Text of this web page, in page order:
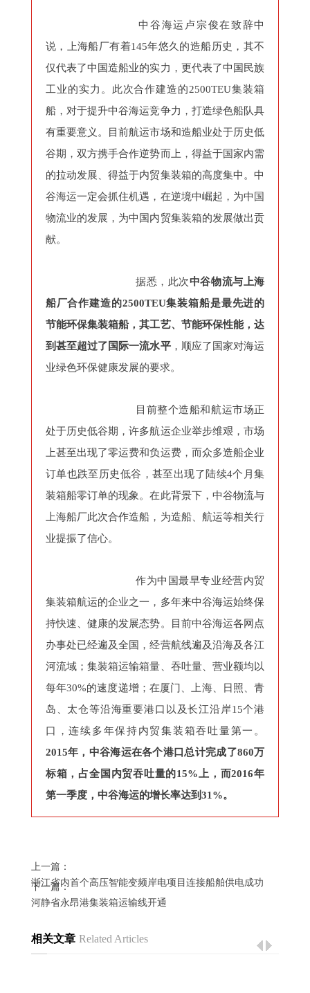
中谷海运卢宗俊在致辞中
说，上海船厂有着145年悠久的造船历史，其不
仅代表了中国造船业的实力，更代表了中国民族
工业的实力。此次合作建造的2500TEU集装箱
船，对于提升中谷海运竞争力，打造绿色船队具
有重要意义。目前航运市场和造船业处于历史低
谷期，双方携手合作逆势而上，得益于国家内需
的拉动发展、得益于内贸集装箱的高度集中。中
谷海运一定会抓住机遇，在逆境中崛起，为中国
物流业的发展，为中国内贸集装箱的发展做出贡
献。
据悉，此次中谷物流与上海
船厂合作建造的2500TEU集装箱船是最先进的
节能环保集装箱船，其工艺、节能环保性能，达
到甚至超过了国际一流水平，顺应了国家对海运
业绿色环保健康发展的要求。
目前整个造船和航运市场正
处于历史低谷期，许多航运企业举步维艰，市场
上甚至出现了零运费和负运费，而众多造船企业
订单也跌至历史低谷，甚至出现了陆续4个月集
装箱船零订单的现象。在此背景下，中谷物流与
上海船厂此次合作造船，为造船、航运等相关行
业提振了信心。
作为中国最早专业经营内贸
集装箱航运的企业之一，多年来中谷海运始终保
持快速、健康的发展态势。目前中谷海运各网点
办事处已经遍及全国，经营航线遍及沿海及各江
河流域；集装箱运输箱量、吞吐量、营业额均以
每年30%的速度递增；在厦门、上海、日照、青
岛、太仓等沿海重要港口以及长江沿岸15个港
口，连续多年保持内贸集装箱吞吐量第一。
2015年，中谷海运在各个港口总计完成了860万
标箱，占全国内贸吞吐量的15%上，而2016年
第一季度，中谷海运的增长率达到31%。
上一篇：
浙江省内首个高压智能变频岸电项目连接船舶供电成功
下一篇：
河静省永昂港集装箱运输线开通
相关文章 Related Articles